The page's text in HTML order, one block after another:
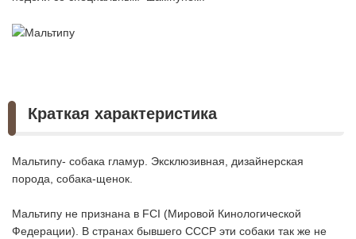
Краткая характеристика
Мальтипу- собака гламур. Эксклюзивная, дизайнерская
порода, собака-щенок.
Мальтипу не признана в FCI (Мировой Кинологической
Федерации). В странах бывшего СССР эти собаки так же не